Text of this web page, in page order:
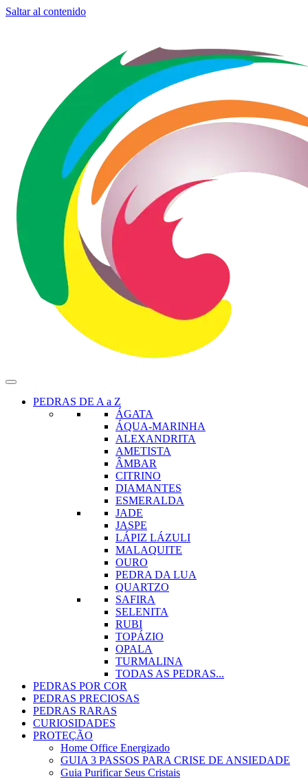
Saltar al contenido
PEDRAS DE A a Z
ÁGATA
ÁQUA-MARINHA
ALEXANDRITA
AMETISTA
ÂMBAR
CITRINO
DIAMANTES
ESMERALDA
JADE
JASPE
LÁPIZ LÁZULI
MALAQUITE
OURO
PEDRA DA LUA
QUARTZO
SAFIRA
SELENITA
RUBI
TOPÁZIO
OPALA
TURMALINA
TODAS AS PEDRAS...
PEDRAS POR COR
PEDRAS PRECIOSAS
PEDRAS RARAS
CURIOSIDADES
PROTEÇÃO
Home Office Energizado
GUIA 3 PASSOS PARA CRISE DE ANSIEDADE
Guia Purificar Seus Cristais